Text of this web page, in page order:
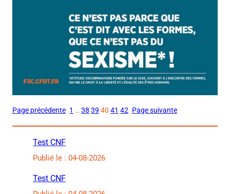
Page précédente 1 …38 39 40 41 42 Page suivante
Test CNF
Publié le : 04-08-2026
Test CNF